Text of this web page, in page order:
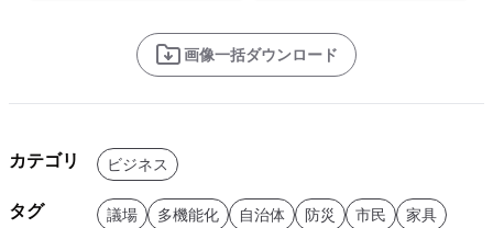
画像一括ダウンロード
カテゴリ ビジネス
タグ 議場 多機能化 自治体 防災 市民 家具